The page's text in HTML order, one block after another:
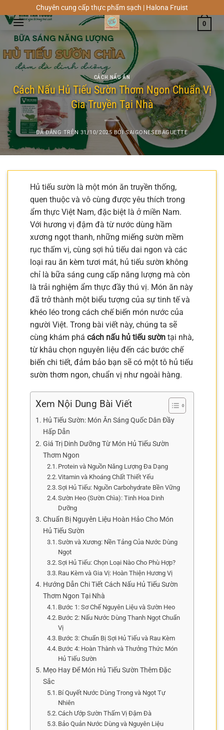
đến
dung
Chuyên cung cấp thực phẩm sạch | Halona Fruist
0
CÁCH NẤU ĂN
Cách Nấu Hủ Tiếu Sườn Thơm Ngon Chuẩn Vị
Gia Truyền Tại Nhà
ĐÃ ĐĂNG TRÊN 31/10/2025 BỞISAIGONESEBAGUETTE
Hủ tiếu sườn là một món ăn truyền thống,
quen thuộc và vô cùng được yêu thích trong
ẩm thực Việt Nam, đặc biệt là ở miền Nam.
Với hương vị đậm đà từ nước dùng hầm
xương ngọt thanh, những miếng sườn mềm
rục thấm vị, cùng sợi hủ tiếu dai ngon và các
loại rau ăn kèm tươi mát, hủ tiếu sườn không
chỉ là bữa sáng cung cấp năng lượng mà còn
là trải nghiệm ẩm thực đầy thú vị. Món ăn này
đã trở thành một biểu tượng của sự tinh tế và
khéo léo trong cách chế biến món nước của
người Việt. Trong bài viết này, chúng ta sẽ
cùng khám phá cách nấu hủ tiếu sườn tại nhà,
từ khâu chọn nguyên liệu đến các bước chế
biến chi tiết, đảm bảo bạn sẽ có một tô hủ tiếu
sườn thơm ngon, chuẩn vị như ngoài hàng.
Xem Nội Dung Bài Viết
Hủ Tiếu Sườn: Món Ăn Sáng Quốc Dân Đầy
Hấp Dẫn
Giá Trị Dinh Dưỡng Từ Món Hủ Tiếu Sườn
Thơm Ngon
Protein và Nguồn Năng Lượng Đa Dạng
Vitamin và Khoáng Chất Thiết Yếu
Sợi Hủ Tiếu: Nguồn Carbohydrate Bền Vững
Sườn Heo (Sườn Chìa): Tinh Hoa Dinh
Dưỡng
Chuẩn Bị Nguyên Liệu Hoàn Hảo Cho Món
Hủ Tiếu Sườn
Sườn và Xương: Nền Tảng Của Nước Dùng
Ngọt
Sợi Hủ Tiếu: Chọn Loại Nào Cho Phù Hợp?
Rau Kèm và Gia Vị: Hoàn Thiện Hương Vị
Hướng Dẫn Chi Tiết Cách Nấu Hủ Tiếu Sườn
Thơm Ngon Tại Nhà
Bước 1: Sơ Chế Nguyên Liệu và Sườn Heo
Bước 2: Nấu Nước Dùng Thanh Ngọt Chuẩn
Vị
Bước 3: Chuẩn Bị Sợi Hủ Tiếu và Rau Kèm
Bước 4: Hoàn Thành và Thưởng Thức Món
Hủ Tiếu Sườn
Mẹo Hay Để Món Hủ Tiếu Sườn Thêm Đặc
Sắc
Bí Quyết Nước Dùng Trong và Ngọt Tự
Nhiên
Cách Ướp Sườn Thấm Vị Đậm Đà
Bảo Quản Nước Dùng và Nguyên Liệu